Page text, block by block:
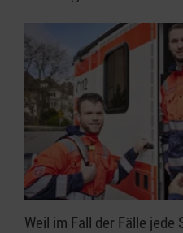
Weil im Fall der Fälle jede